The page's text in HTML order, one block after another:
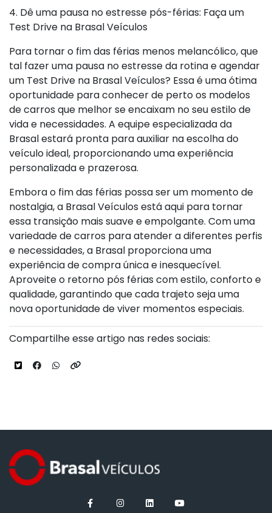
4. Dê uma pausa no estresse pós-férias: Faça um
Test Drive na Brasal Veículos
Para tornar o fim das férias menos melancólico, que
tal fazer uma pausa no estresse da rotina e agendar
um Test Drive na Brasal Veículos? Essa é uma ótima
oportunidade para conhecer de perto os modelos
de carros que melhor se encaixam no seu estilo de
vida e necessidades. A equipe especializada da
Brasal estará pronta para auxiliar na escolha do
veículo ideal, proporcionando uma experiência
personalizada e prazerosa.
Embora o fim das férias possa ser um momento de
nostalgia, a Brasal Veículos está aqui para tornar
essa transição mais suave e empolgante. Com uma
variedade de carros para atender a diferentes perfis
e necessidades, a Brasal proporciona uma
experiência de compra única e inesquecível.
Aproveite o retorno pós férias com estilo, conforto e
qualidade, garantindo que cada trajeto seja uma
nova oportunidade de viver momentos especiais.
Compartilhe esse artigo nas redes sociais: